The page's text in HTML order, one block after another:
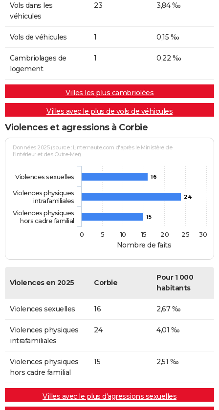
Vols dans les
véhicules
23 3,84 ‰
Vols de véhicules 1 0,15 ‰
Cambriolages de
logement
1 0,22 ‰
Villes les plus cambriolées
Villes avec le plus de vols de véhicules
Violences et agressions à Corbie
Nombre de faits
Données 2025 (source : Linternaute.com d'après le Ministère de
l'Intérieur et des Outre-Mer)
16
24
15
Violences sexuelles
Violences physiques
intrafamiliales
Violences physiques
hors cadre familial
0
5 10 15 20 25 30
Violences en 2025 Corbie
Pour 1 000
habitants
Violences sexuelles 16 2,67 ‰
Violences physiques
intrafamiliales
24 4,01 ‰
Violences physiques
hors cadre familial
15 2,51 ‰
Villes avec le plus d'agressions sexuelles